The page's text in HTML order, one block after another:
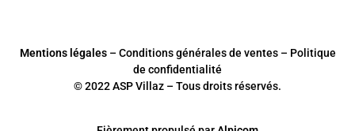
Mentions légales– Conditions générales de ventes – Politique
de confidentialité
© 2022 ASP Villaz – Tous droits réservés.